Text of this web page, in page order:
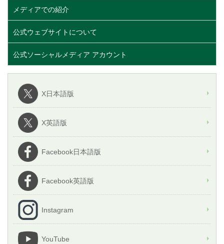
メディアでの紹介
公式ウェブサイトについて
公式ソーシャルメディア アカウント
X日本語版
X英語版
Facebook日本語版
Facebook英語版
Instagram
YouTube